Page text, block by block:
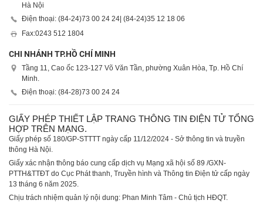
Hà Nội
Điện thoại: (84-24)73 00 24 24 | (84-24)35 12 18 06
Fax:0243 512 1804
CHI NHÁNH TP.HỒ CHÍ MINH
Tầng 11, Cao ốc 123-127 Võ Văn Tần, phường Xuân Hòa, Tp. Hồ Chí
Minh.
Điện thoại: (84-28)73 00 24 24
GIẤY PHÉP THIẾT LẬP TRANG THÔNG TIN ĐIỆN TỬ TỔNG
HỢP TRÊN MẠNG.
Giấy phép số 180/GP-STTTT ngày cấp 11/12/2024 - Sở thông tin và truyền
thông Hà Nội.
Giấy xác nhận thông báo cung cấp dịch vụ Mạng xã hội số 89 /GXN-
PTTH&TTĐT do Cục Phát thanh, Truyền hình và Thông tin Điện tử cấp ngày
13 tháng 6 năm 2025.
Chịu trách nhiệm quản lý nội dung: Phan Minh Tâm - Chủ tịch HĐQT.